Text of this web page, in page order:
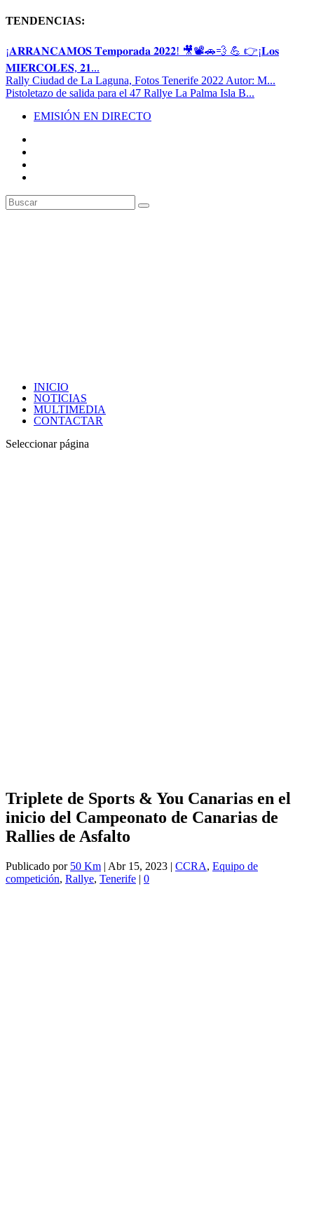
TENDENCIAS:
¡𝐀𝐑𝐑𝐀𝐍𝐂𝐀𝐌𝐎𝐒 𝐓𝐞𝐦𝐩𝐨𝐫𝐚𝐝𝐚 𝟐𝟎𝟐𝟐! 🎥📽🚗💨 💪 👉¡𝐋𝐨𝐬
𝐌𝐈𝐄́𝐑𝐂𝐎𝐋𝐄𝐒, 𝟐𝟏...
Rally Ciudad de La Laguna, Fotos Tenerife 2022 Autor: M...
Pistoletazo de salida para el 47 Rallye La Palma Isla B...
EMISIÓN EN DIRECTO
INICIO
NOTICIAS
MULTIMEDIA
CONTACTAR
Seleccionar página
Triplete de Sports & You Canarias en el
inicio del Campeonato de Canarias de
Rallies de Asfalto
Publicado por 50 Km | Abr 15, 2023 | CCRA, Equipo de
competición, Rallye, Tenerife | 0